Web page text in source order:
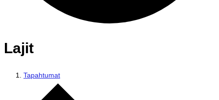
Lajit
Tapahtumat